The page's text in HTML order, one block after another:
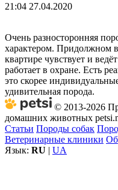
21:04 27.04.2020
Очень разносторонняя
характером. Придолжном
квартире чувствует и
работает в охране. Есть
это скорее
удивительная порода.
© 2013-2026
домашних животных
Статьи Породы собак
Ветеринарные клиники
Язык: RU | UA